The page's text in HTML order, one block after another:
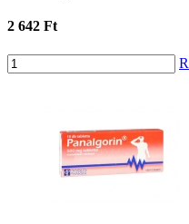
2 642 Ft